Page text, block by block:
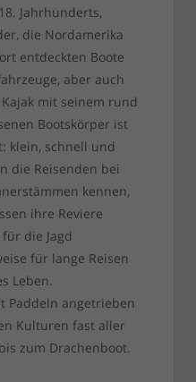
Jahrhunderts,
die Nordamerika
entdeckten Boote
aber auch
mit seinem rund
Bootskörper ist
klein, schnell und
die Reisenden bei
kennen,
ihre Reviere
die Jagd
für lange Reisen
Leben.
Paddeln angetrieben
Kulturen fast aller
zum Drachenboot.